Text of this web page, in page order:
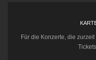
Für die Konzerte, die